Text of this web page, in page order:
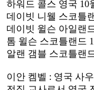
하워드 콜스 영국 10
데이빗 니웰 스코틀
데이빗 윌슨 아일랜
톰 윌슨 스코틀랜드
알랜 갬블 스코틀랜
이안 켐벨 : 영국 사